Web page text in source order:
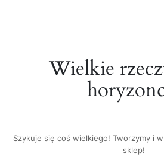
Wielkie
Szykuje się coś wielkiego! Tworzymy i
sklep!